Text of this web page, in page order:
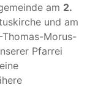
am 2.
und am
Morus-
Pfarrei